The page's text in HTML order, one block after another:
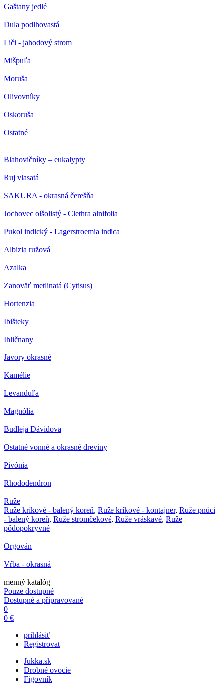
Gaštany jedlé
Dula podlhovastá
Liči - jahodový strom
Mišpuľa
Moruša
Olivovníky
Oskoruša
Ostatné
Blahovičníky – eukalypty
Ruj vlasatá
SAKURA - okrasná čerešňa
Jochovec olšolistý - Clethra alnifolia
Pukol indický - Lagerstroemia indica
Albizia ružová
Azalka
Zanoväť metlinatá (Cytisus)
Hortenzia
Ibišteky
Ihličnany
Javory okrasné
Kamélie
Levanduľa
Magnólia
Budleja Dávidova
Ostatné vonné a okrasné dreviny
Pivónia
Rhododendron
Ruže
Ruže kríkové - balený koreň, Ruže kríkové - kontajner, Ruže pnúci
- balený koreň, Ruže stromčekové, Ruže vráskavé, Ruže
pôdopokryvné
Orgován
Vŕba - okrasná
menný katalóg
Pouze dostupné
Dostupné a připravované
0
0 €
prihlásiť
Registrovat
Jukka.sk
Drobné ovocie
Figovník